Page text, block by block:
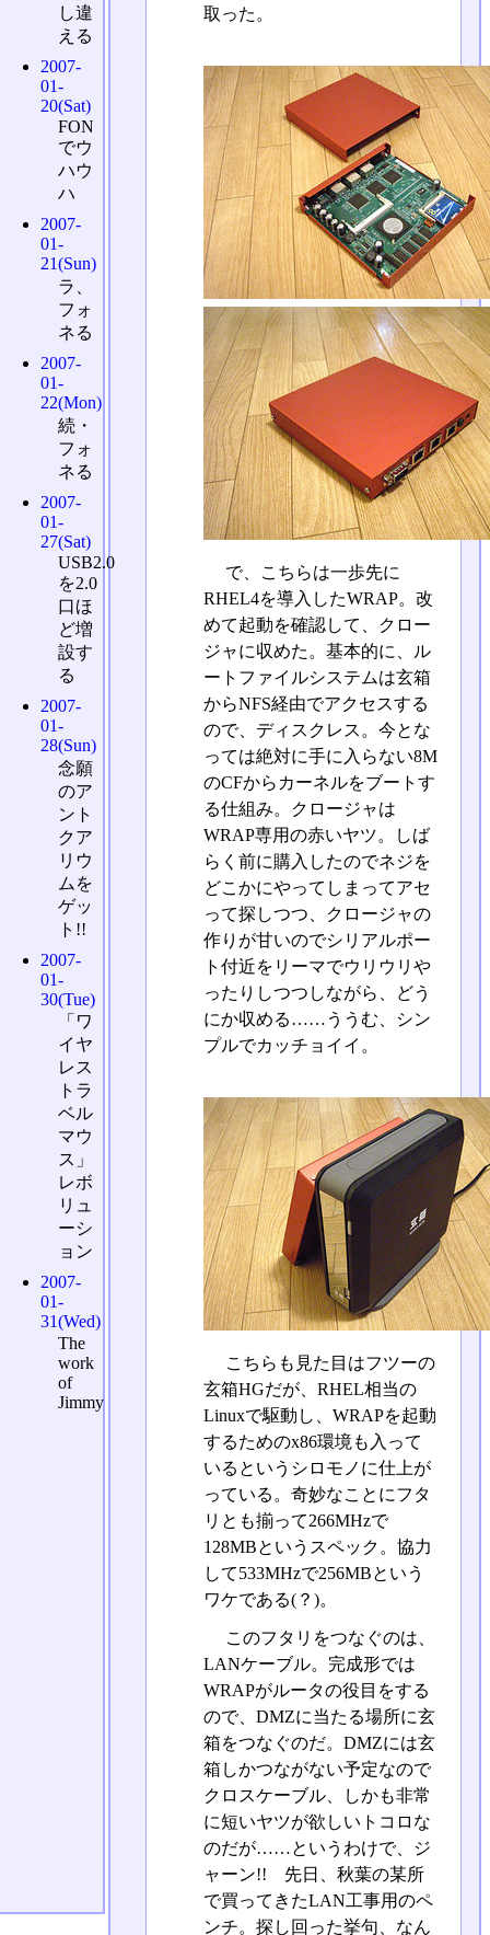
取った。
で、こちらは一歩先に
RHEL4を導入したWRAP。改
めて起動を確認して、クロー
ジャに収めた。基本的に、ル
ートファイルシステムは玄箱
からNFS経由でアクセスする
ので、ディスクレス。今とな
っては絶対に手に入らない8M
のCFからカーネルをブートす
る仕組み。クロージャは
WRAP専用の赤いヤツ。しば
らく前に購入したのでネジを
どこかにやってしまってアセ
って探しつつ、クロージャの
作りが甘いのでシリアルポー
ト付近をリーマでウリウリや
ったりしつつしながら、どう
にか収める……ううむ、シン
プルでカッチョイイ。
こちらも見た目はフツーの
玄箱HGだが、RHEL相当の
Linuxで駆動し、WRAPを起動
するためのx86環境も入って
いるというシロモノに仕上が
っている。奇妙なことにフタ
リとも揃って266MHzで
128MBというスペック。協力
して533MHzで256MBという
ワケである(？)。
このフタリをつなぐのは、
LANケーブル。完成形では
WRAPがルータの役目をする
ので、DMZに当たる場所に玄
箱をつなぐのだ。DMZには玄
箱しかつながない予定なので
クロスケーブル、しかも非常
に短いヤツが欲しいトコロな
のだが……というわけで、ジ
ャーン!! 先日、秋葉の某所
で買ってきたLAN工事用のペ
ンチ。探し回った挙句、なん
し違
える
2007-
01-
20(Sat)
FON
でウ
ハウ
ハ
2007-
01-
21(Sun)
ラ、
フォ
ネる
2007-
01-
22(Mon)
続・
フォ
ネる
2007-
01-
27(Sat)
USB2.0
を2.0
口ほ
ど増
設す
る
2007-
01-
28(Sun)
念願
のア
ント
クア
リウ
ムを
ゲッ
ト!!
2007-
01-
30(Tue)
「ワ
イヤ
レス
トラ
ベル
マウ
ス」
レボ
リュ
ーシ
ョン
2007-
01-
31(Wed)
The
work
of
Jimmy